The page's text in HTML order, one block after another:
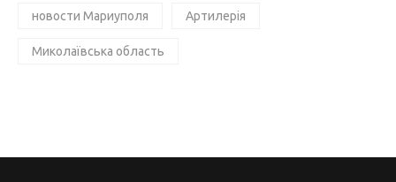
новости Мариуполя Артилерія
Миколаївська область